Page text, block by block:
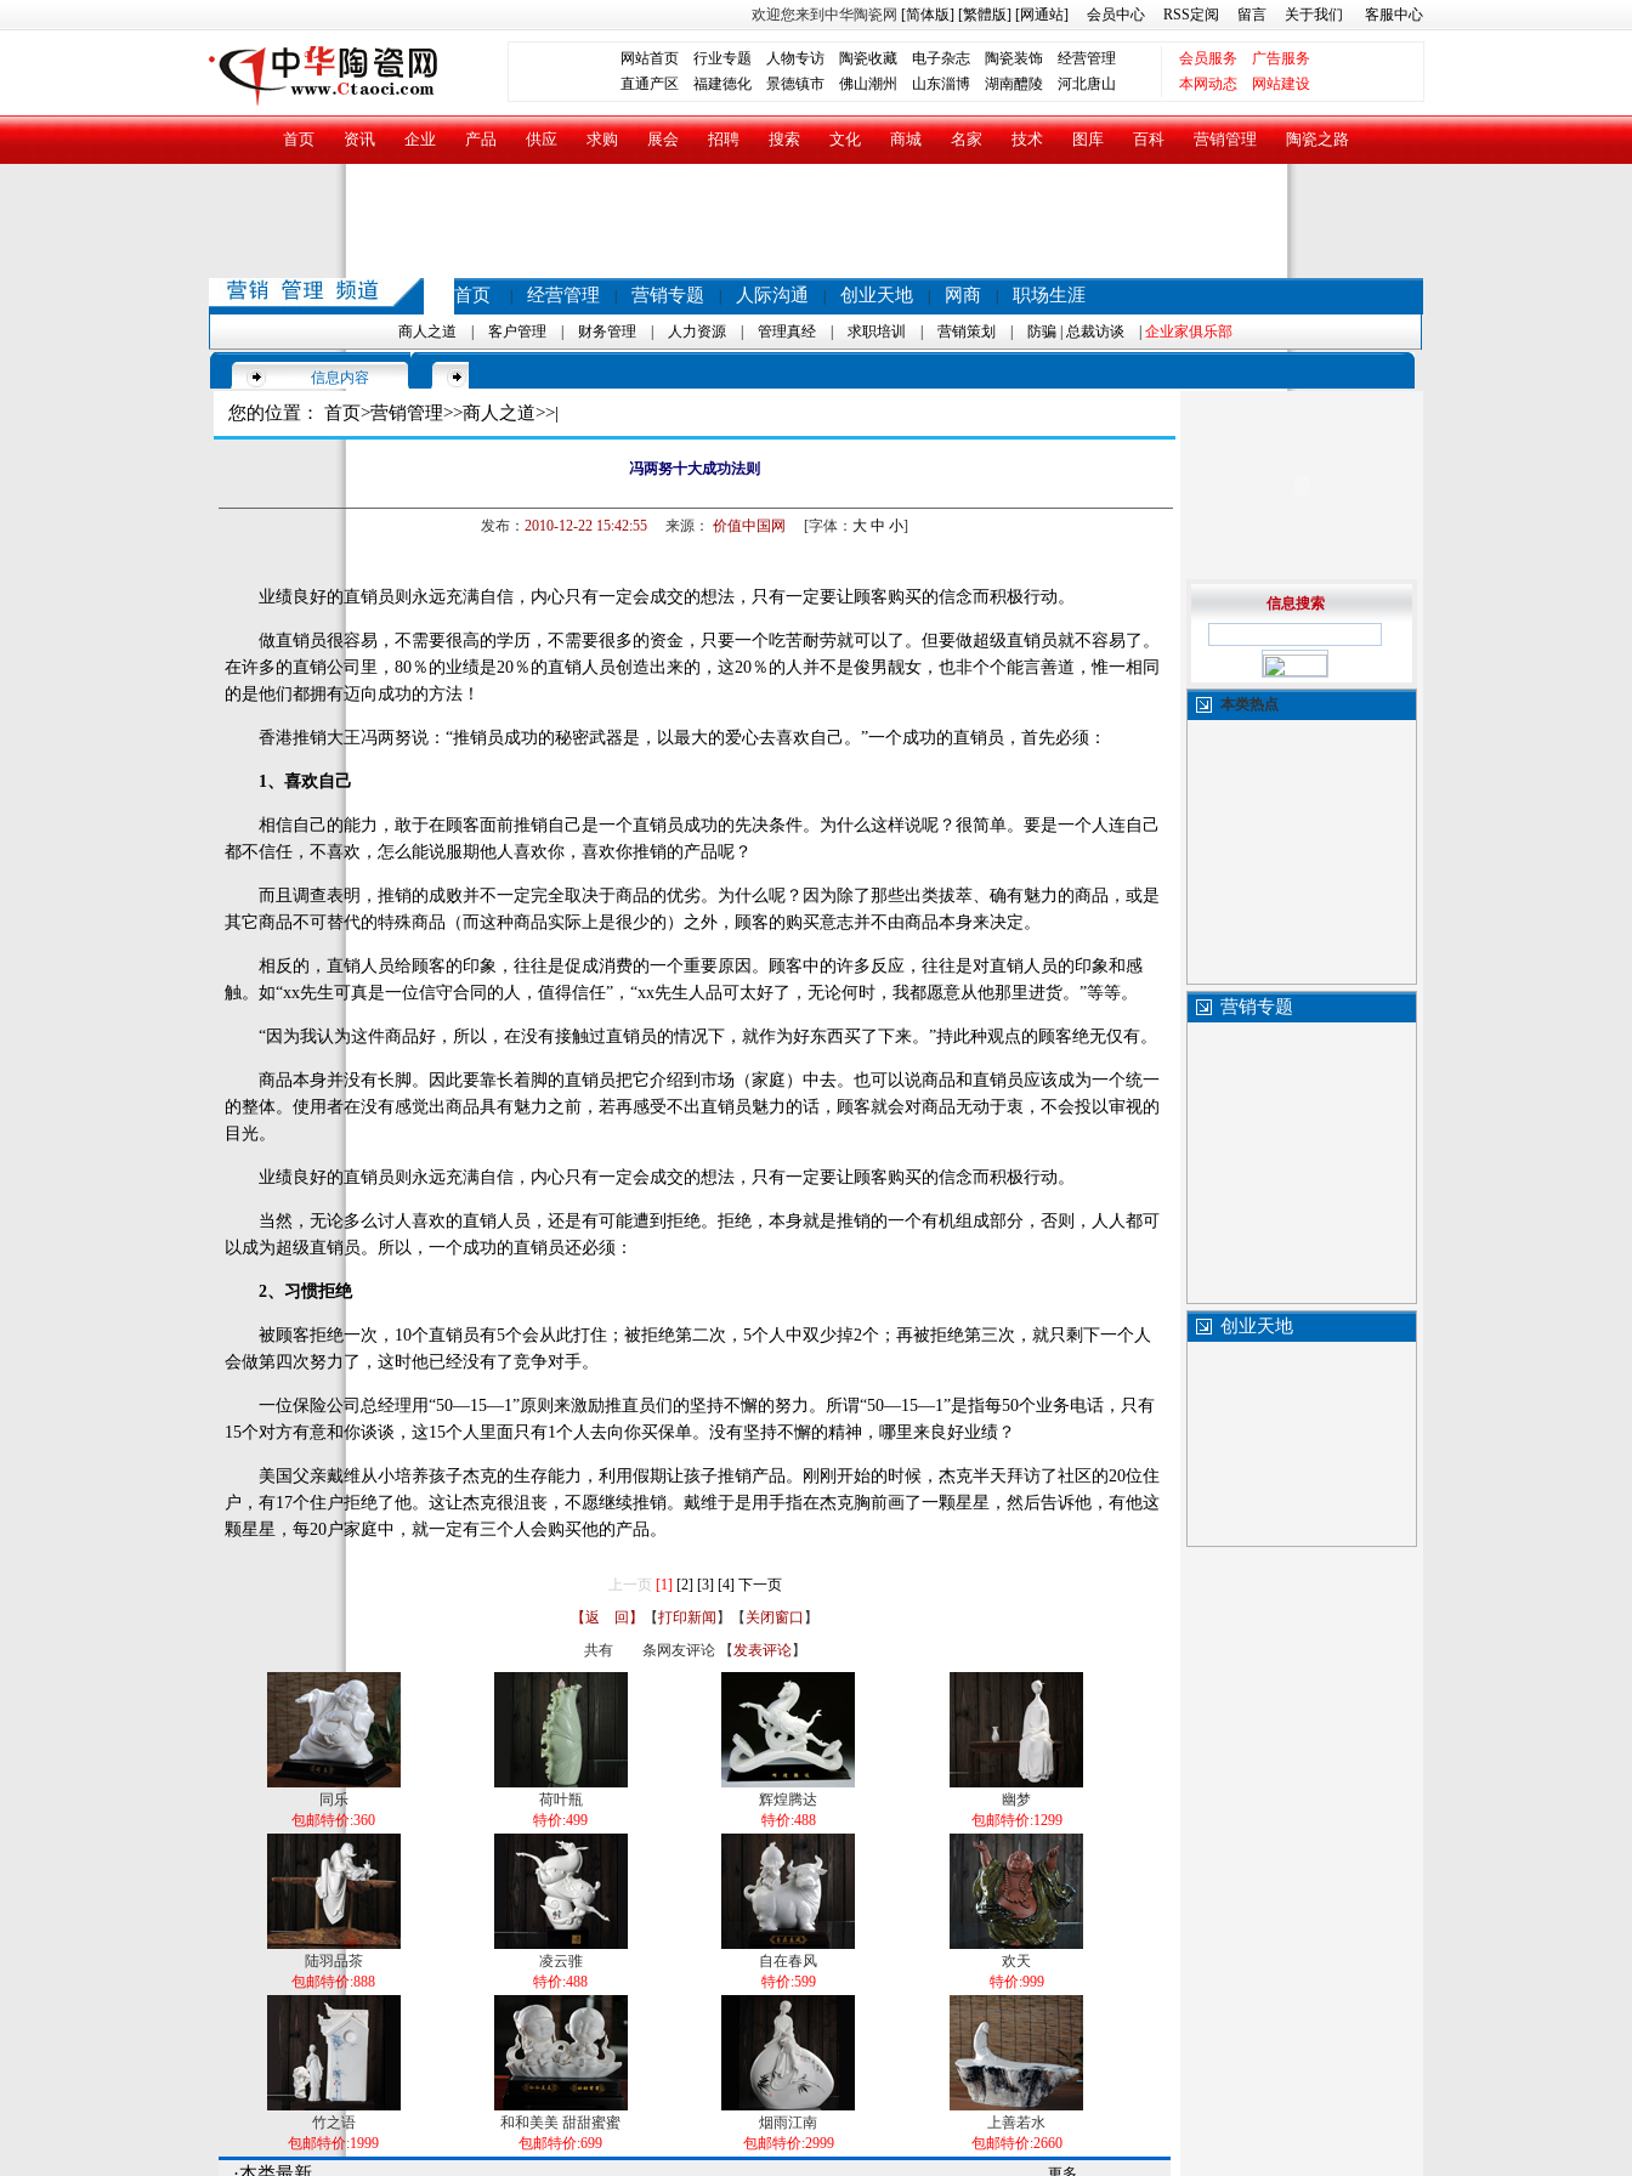
欢迎您来到中华陶瓷网 [简体版] [繁體版] [网通站] 会员中心 RSS定阅 留言 关于我们 客服中心
网站首页 行业专题 人物专访 陶瓷收藏 电子杂志 陶瓷装饰 经营管理 会员服务
广告服务
直通产区 福建德化 景德镇市 佛山潮州 山东淄博 湖南醴陵 河北唐山 本网动态 网站建设
首页 资讯 企业 产品 供应 求购 展会 招聘 搜索 文化 商城 名家 技术 图库 百科 营销管理 陶瓷之路
首页 经营管理 营销专题 人际沟通 创业天地 网商 职场生涯
商人之道 客户管理 财务管理 人力资源 管理真经 求职培训 营销策划 防骗 总裁访谈 企业家俱乐部
信息内容
您的位置： 首页>营销管理>>商人之道>>|
冯两努十大成功法则
发布： 2010-12-22 15:42:55 来源： 价值中国网 [字体： 大 中 小]
业绩良好的直销员则永远充满自信，内心只有一定会成交的想法，只有一定要让顾客购买的信念而积极行动。
做直销员很容易，不需要很高的学历，不需要很多的资金，只要一个吃苦耐劳就可以了。但要做超级直销员就不容易了。
在许多的直销公司里，80％的业绩是20％的直销人员创造出来的，这20％的人并不是俊男靓女，也非个个能言善道，惟一相同
的是他们都拥有迈向成功的方法！
香港推销大王冯两努说：“推销员成功的秘密武器是，以最大的爱心去喜欢自己。”一个成功的直销员，首先必须：
1、喜欢自己
相信自己的能力，敢于在顾客面前推销自己是一个直销员成功的先决条件。为什么这样说呢？很简单。要是一个人连自己
都不信任，不喜欢，怎么能说服期他人喜欢你，喜欢你推销的产品呢？
而且调查表明，推销的成败并不一定完全取决于商品的优劣。为什么呢？因为除了那些出类拔萃、确有魅力的商品，或是
其它商品不可替代的特殊商品（而这种商品实际上是很少的）之外，顾客的购买意志并不由商品本身来决定。
相反的，直销人员给顾客的印象，往往是促成消费的一个重要原因。顾客中的许多反应，往往是对直销人员的印象和感
触。如“xx先生可真是一位信守合同的人，值得信任”，“xx先生人品可太好了，无论何时，我都愿意从他那里进货。”等等。
“因为我认为这件商品好，所以，在没有接触过直销员的情况下，就作为好东西买了下来。”持此种观点的顾客绝无仅有。
商品本身并没有长脚。因此要靠长着脚的直销员把它介绍到市场（家庭）中去。也可以说商品和直销员应该成为一个统一
的整体。使用者在没有感觉出商品具有魅力之前，若再感受不出直销员魅力的话，顾客就会对商品无动于衷，不会投以审视的
目光。
业绩良好的直销员则永远充满自信，内心只有一定会成交的想法，只有一定要让顾客购买的信念而积极行动。
当然，无论多么讨人喜欢的直销人员，还是有可能遭到拒绝。拒绝，本身就是推销的一个有机组成部分，否则，人人都可
以成为超级直销员。所以，一个成功的直销员还必须：
2、习惯拒绝
被顾客拒绝一次，10个直销员有5个会从此打住；被拒绝第二次，5个人中双少掉2个；再被拒绝第三次，就只剩下一个人
会做第四次努力了，这时他已经没有了竞争对手。
一位保险公司总经理用“50—15—1”原则来激励推直员们的坚持不懈的努力。所谓“50—15—1”是指每50个业务电话，只有
15个对方有意和你谈谈，这15个人里面只有1个人去向你买保单。没有坚持不懈的精神，哪里来良好业绩？
美国父亲戴维从小培养孩子杰克的生存能力，利用假期让孩子推销产品。刚刚开始的时候，杰克半天拜访了社区的20位住
户，有17个住户拒绝了他。这让杰克很沮丧，不愿继续推销。戴维于是用手指在杰克胸前画了一颗星星，然后告诉他，有他这
颗星星，每20户家庭中，就一定有三个人会购买他的产品。
上一页 [1] [2] [3] [4] 下一页
【返 回】
【打印新闻 】【 关闭窗口 】
共有
条网友评论 【发表评论】
同乐
包邮特价:360
荷叶瓶
特价:499
辉煌腾达
特价:488
幽梦
包邮特价:1299
陆羽品茶
包邮特价:888
凌云骓
特价:488
自在春风
特价:599
欢天
特价:999
竹之语
包邮特价:1999
和和美美 甜甜蜜蜜
包邮特价:699
烟雨江南
包邮特价:2999
上善若水
包邮特价:2660
信息搜索
本类热点
营销专题
创业天地